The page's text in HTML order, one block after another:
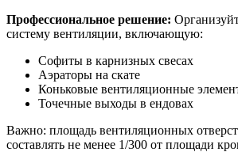
Профессиональное решение:
систему вентиляции, включающую:
Софиты в карнизных свесах
Аэраторы на скате
Коньковые вентиляционные
Точечные выходы в ендовах
Важно: площадь вентиляционных
составлять не менее 1/300 от площади